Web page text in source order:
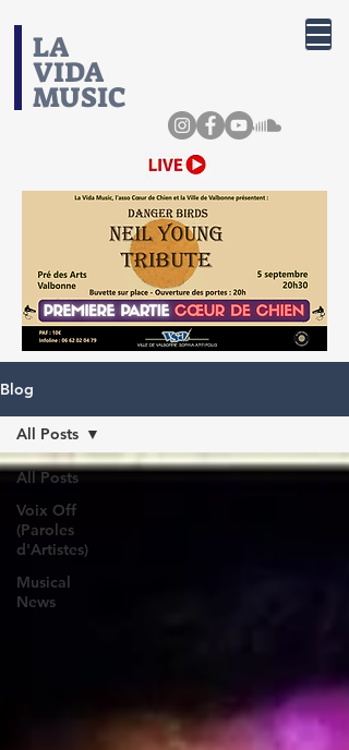
​LA
VIDA
MUSIC
Blog
All Posts
Voix Off
(Paroles
d'Artistes)
Musical
News
All Posts